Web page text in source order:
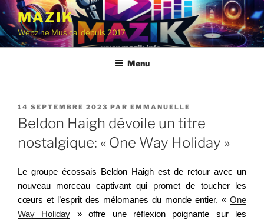
Aller
contenu
principal
MAZIK
Webzine Musical depuis 2017
Menu
PUBLIÉ
LE
14 SEPTEMBRE 2023 PAR EMMANUELLE
Beldon Haigh dévoile un titre
nostalgique: « One Way Holiday »
Le groupe écossais Beldon Haigh est de retour avec un
nouveau morceau captivant qui promet de toucher les
cœurs et l’esprit des mélomanes du monde entier. « One
Way Holiday » offre une réflexion poignante sur les